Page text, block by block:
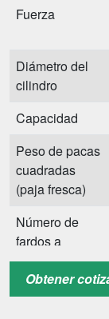
Fuerza
Diámetro del
cilindro
Capacidad
Peso de pacas
cuadradas
(paja fresca)
Número de
fardos a
empujar
Peso de la
Obtener